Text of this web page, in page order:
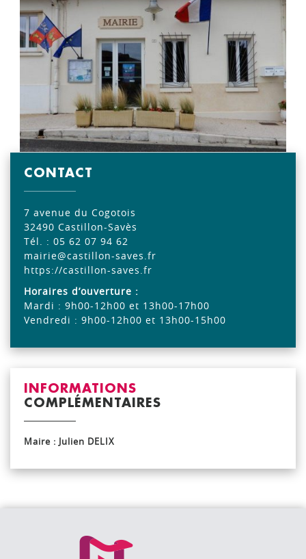
CONTACT
7 avenue du Cogotois
32490 Castillon-Savès
Tél. : 05 62 07 94 62
mairie@castillon-saves.fr
https://castillon-saves.fr
Horaires d’ouverture :
Mardi : 9h00-12h00 et 13h00-17h00
Vendredi : 9h00-12h00 et 13h00-15h00
INFORMATIONS
COMPLÉMENTAIRES
Maire : Julien DELIX